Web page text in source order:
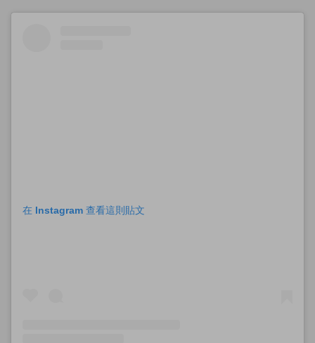
在 Instagram 查看這則貼文